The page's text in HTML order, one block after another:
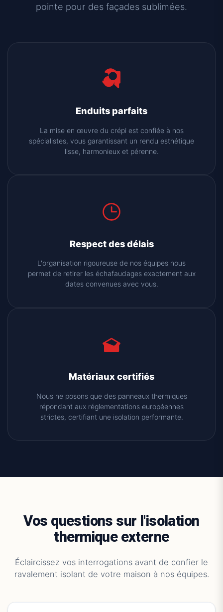
pointe pour des façades sublimées.
Enduits parfaits
La mise en œuvre du crépi est confiée à nos
spécialistes, vous garantissant un rendu esthétique
lisse, harmonieux et pérenne.
Respect des délais
L'organisation rigoureuse de nos équipes nous
permet de retirer les échafaudages exactement aux
dates convenues avec vous.
Matériaux certifiés
Nous ne posons que des panneaux thermiques
répondant aux réglementations européennes
strictes, certifiant une isolation performante.
Vos questions sur l'isolation
thermique externe
Éclaircissez vos interrogations avant de confier le
ravalement isolant de votre maison à nos équipes.